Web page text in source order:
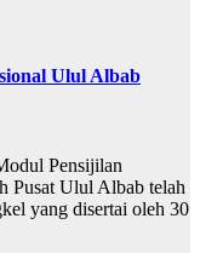
Ulul Albab
Pensijilan
Pusat Ulul Albab telah
yang disertai oleh 30